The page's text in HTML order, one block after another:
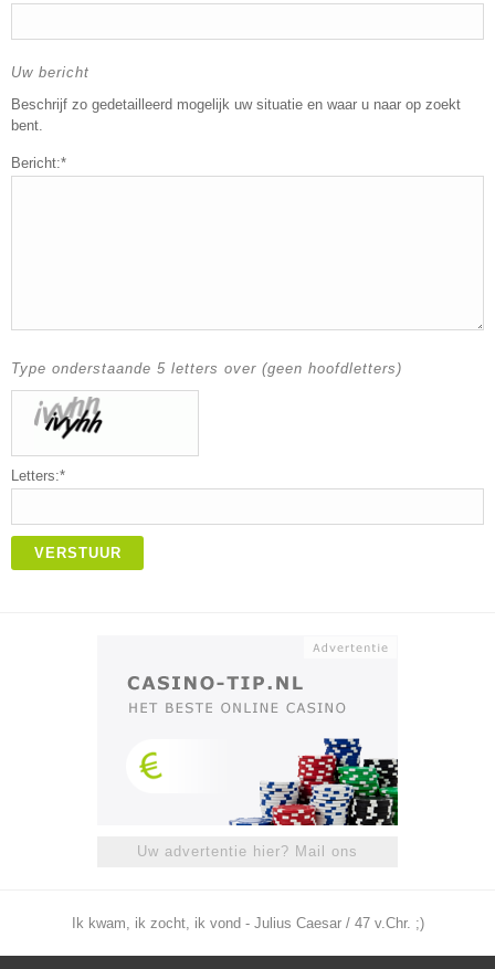
Uw bericht
Beschrijf zo gedetailleerd mogelijk uw situatie en waar u naar op zoekt
bent.
Bericht:*
Type onderstaande 5 letters over (geen hoofdletters)
Letters:*
VERSTUUR
Uw advertentie hier? Mail ons
Ik kwam, ik zocht, ik vond - Julius Caesar / 47 v.Chr. ;)